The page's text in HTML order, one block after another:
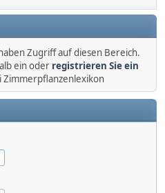
Zugriff auf diesen Bereich.
ein oder registrieren Sie ein
Zimmerpflanzenlexikon